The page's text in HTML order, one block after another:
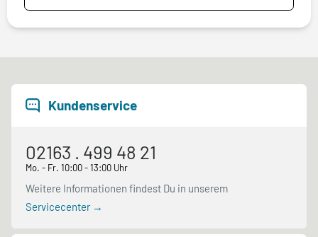
Kundenservice
02163 . 499 48 21
Mo. - Fr. 10:00 - 13:00 Uhr
Weitere Informationen findest Du in unserem
Servicecenter →